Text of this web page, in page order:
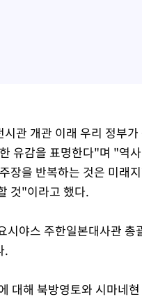
관 개관 이래 우리 정부
유감을 표명한다"며 "역
장을 반복하는 것은 미래
것"이라고 했다.
시야스 주한일본대사관
.
대해 북방영토와 시마네